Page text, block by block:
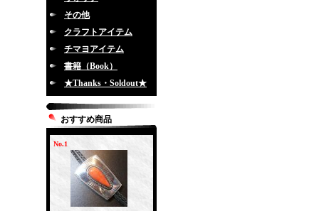
その他
クラフトアイテム
チマヨアイテム
書籍（Book）
★Thanks・Soldout★
おすすめ商品
No.1